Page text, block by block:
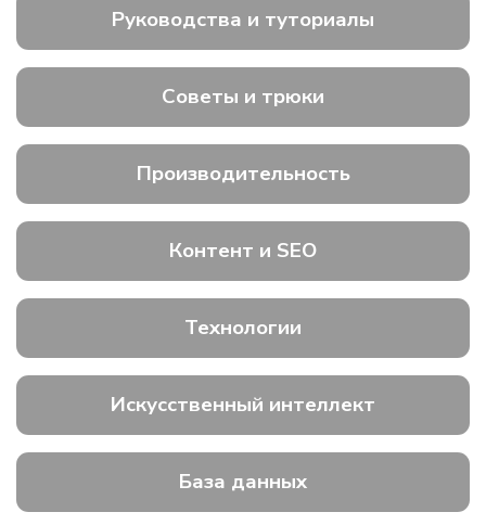
Руководства и туториалы
Советы и трюки
Производительность
Контент и SEO
Технологии
Искусственный интеллект
База данных